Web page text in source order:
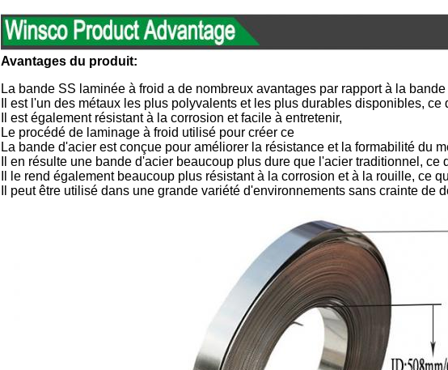
Avantages du produit:
La bande SS laminée à froid a de nombreux avantages par rapport à la
Il est l'un des métaux les plus polyvalents et les plus durables disponibles, ce
Il est également résistant à la corrosion et facile à entretenir,
Le procédé de laminage à froid utilisé pour créer ce
La bande d'acier est conçue pour améliorer la résistance et la formabilité du
Il en résulte une bande d'acier beaucoup plus dure que l'acier traditionnel, ce
Il le rend également beaucoup plus résistant à la corrosion et à la rouille, ce
Il peut être utilisé dans une grande variété d'environnements sans crainte de